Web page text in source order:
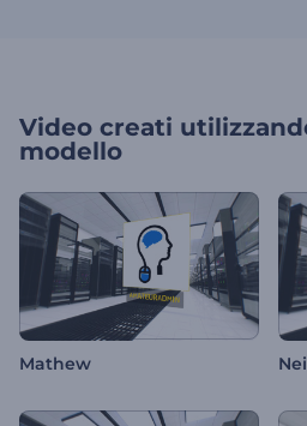
Video creati
modello
Mathew